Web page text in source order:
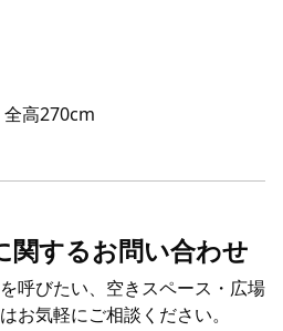
全高270cm
関するお問い合わせ
呼びたい、空きスペース・広場
お気軽にご相談ください。